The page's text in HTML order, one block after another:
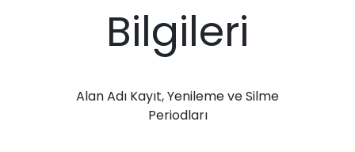
Bilgileri
Alan Adı Kayıt, Yenileme ve Silme
Periodları